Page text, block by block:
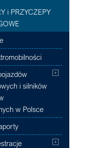
i PRZYCZEPY
i silników
w Polsce